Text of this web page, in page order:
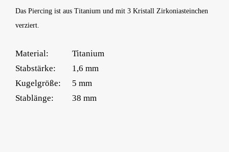
Das Piercing ist aus Titanium und mit 3 Kristall Zirkoniasteinchen
verziert.
Material:
Titanium
Stabstärke:
1,6 mm
Kugelgröße:
5 mm
Stablänge:
38 mm